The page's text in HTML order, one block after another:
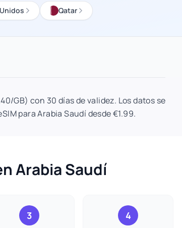
Qatar
GB) con 30 días de validez. Los datos se
para Arabia Saudí desde €1.99.
Arabia Saudí
3 4